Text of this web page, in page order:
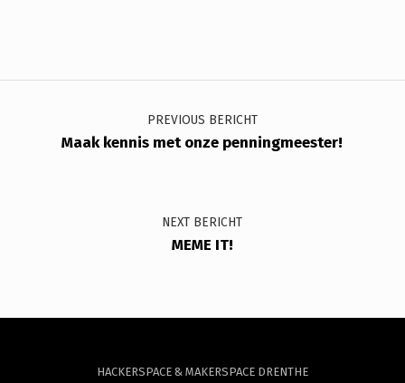
Bericht navigatie
PREVIOUS BERICHT
Maak kennis met onze penningmeester!
NEXT BERICHT
MEME IT!
HACKERSPACE & MAKERSPACE DRENTHE